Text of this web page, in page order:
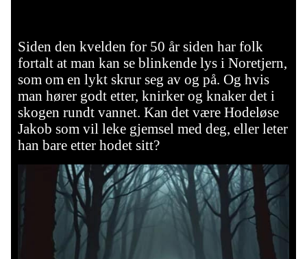
Siden den kvelden for 50 år siden har folk
fortalt at man kan se blinkende lys i Noretjern,
som om en lykt skrur seg av og på. Og hvis
man hører godt etter, knirker og knaker det i
skogen rundt vannet. Kan det være Hodeløse
Jakob som vil leke gjemsel med deg, eller leter
han bare etter hodet sitt?